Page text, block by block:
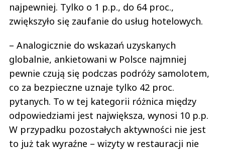
najpewniej. Tylko o 1 p.p., do 64 proc.,
zwiększyło się zaufanie do usług hotelowych.
– Analogicznie do wskazań uzyskanych
globalnie, ankietowani w Polsce najmniej
pewnie czują się podczas podróży samolotem,
co za bezpieczne uznaje tylko 42 proc.
pytanych. To w tej kategorii różnica między
odpowiedziami jest największa, wynosi 10 p.p.
W przypadku pozostałych aktywności nie jest
to już tak wyraźne – wizyty w restauracji nie